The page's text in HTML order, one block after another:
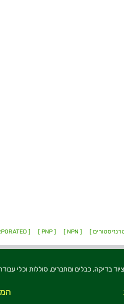
]
[ NPN ]
[ PNP ]
[ INCORPORATED ]
בתחום יבוא ושיווק רכיבים, ציוד בדיקה, כבלים ומחברים,